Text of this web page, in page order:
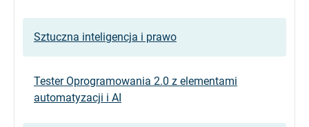
Sztuczna inteligencja i prawo
Tester Oprogramowania 2.0 z elementami
automatyzacji i AI